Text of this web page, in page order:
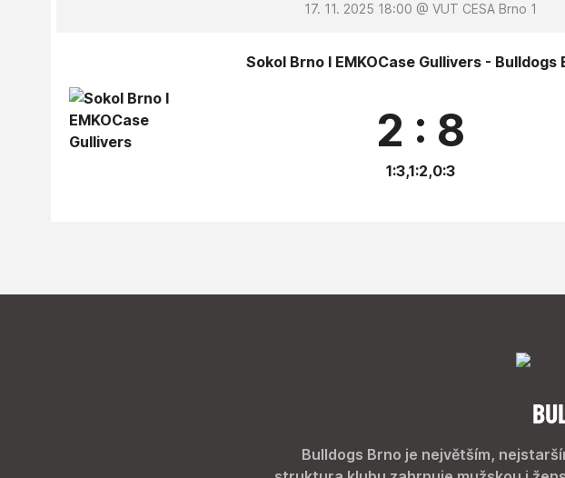
17. 11. 2025 18:00 @ VUT CESA Brno 1
Sokol Brno I EMKOCase Gullivers - Bulldogs
2 : 8
1:3,1:2,0:3
Bulldogs Brno je největším,